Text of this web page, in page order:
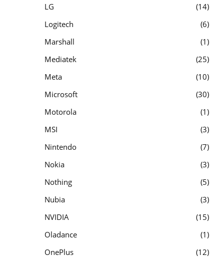
LG
14
Logitech
6
Marshall
1
Mediatek
25
Meta
10
Microsoft
30
Motorola
1
MSI
3
Nintendo
7
Nokia
3
Nothing
5
Nubia
3
NVIDIA
15
Oladance
1
OnePlus
12